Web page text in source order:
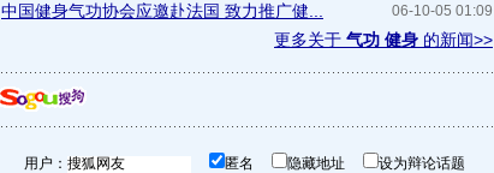
06-10-05 01:09
中国健身气功协会应邀赴法国 致力推广健...
更多关于 气功 健身 的新闻>>
用户： 匿名 隐藏地址 设为辩论话题